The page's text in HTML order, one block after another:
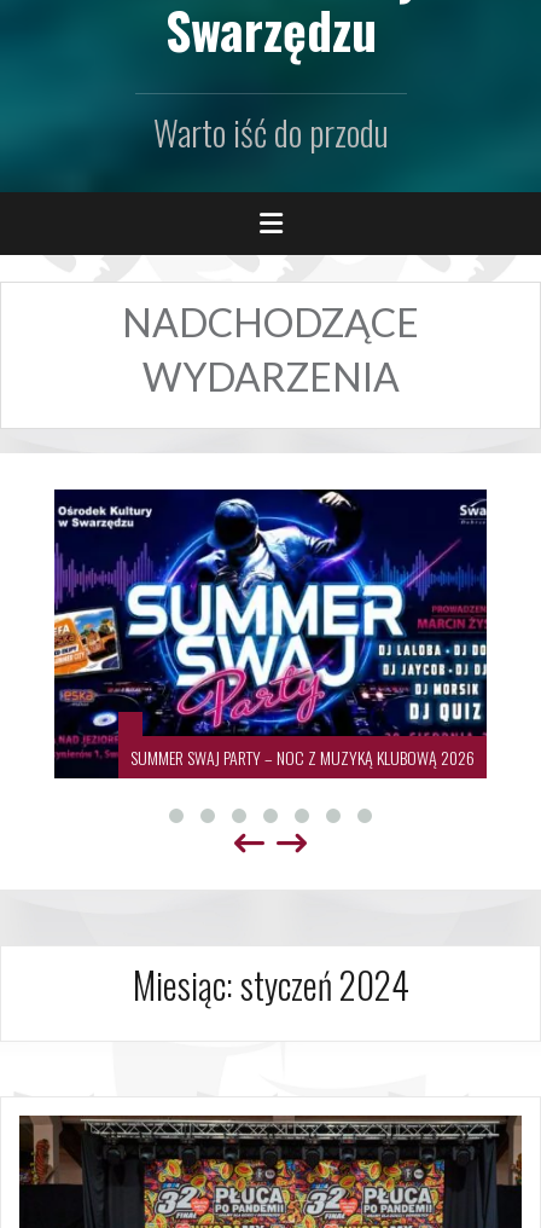
Swarzędzu
Warto iść do przodu
NADCHODZĄCE
WYDARZENIA
SUMMER SWAJ PARTY – NOC Z MUZYKĄ KLUBOWĄ 2026
Miesiąc:styczeń 2024